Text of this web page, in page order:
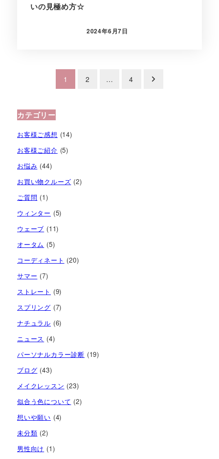
いの見極め方☆
投稿日
2024年6月7日
の
ペ
ー
ジ
送
り
1 2 … 4
カテゴリー
お客様ご感想 (14)
お客様ご紹介 (5)
お悩み (44)
お買い物クルーズ (2)
ご質問 (1)
ウィンター (5)
ウェーブ (11)
オータム (5)
コーディネート (20)
サマー (7)
ストレート (9)
スプリング (7)
ナチュラル (6)
ニュース (4)
パーソナルカラー診断 (19)
ブログ (43)
メイクレッスン (23)
似合う色について (2)
想いや願い (4)
未分類 (2)
男性向け (1)